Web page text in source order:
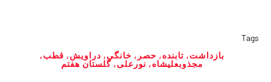
Tags
بازداشت, تابنده, حصر , خانگی, دراویش, قطب,
مجذوبعلیشاه, نورعلی,گلستان هفتم